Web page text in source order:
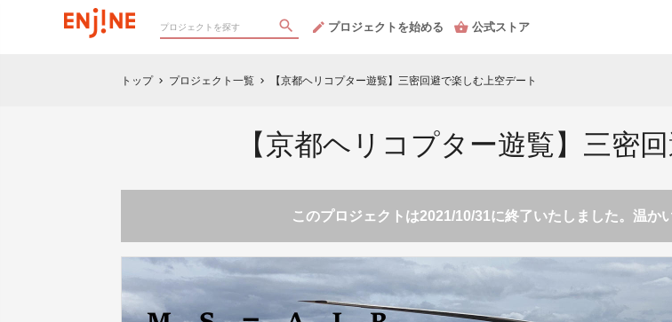
プロジェクトを始める 公式ストア
トップ chevron_right プロジェクト一覧 chevron_right 【京都ヘリコプター遊覧】三密回避で楽しむ上空デート
【京都ヘリコプター遊覧】三密
このプロジェクトは2021/10/31に終了いたしました。温か